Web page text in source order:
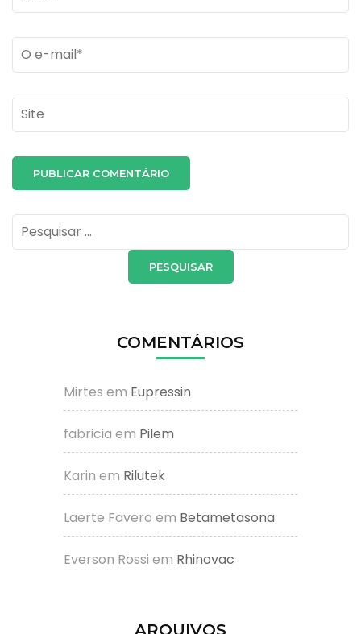
Email *
Site
Pesquisar
por:
COMENTÁRIOS
Mirtes em Eupressin
fabricia em Pilem
Karin em Rilutek
Laerte Favero em Betametasona
Everson Rossi em Rhinovac
ARQUIVOS